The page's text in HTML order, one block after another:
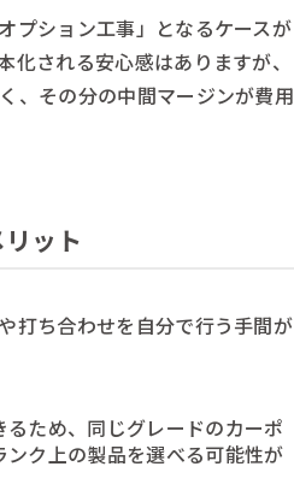
プション工事」となるケースが
される安心感はありますが、
、その分の中間マージンが費用
ット
打ち合わせを自分で行う手間が
ため、同じグレードのカーポ
ク上の製品を選べる可能性が